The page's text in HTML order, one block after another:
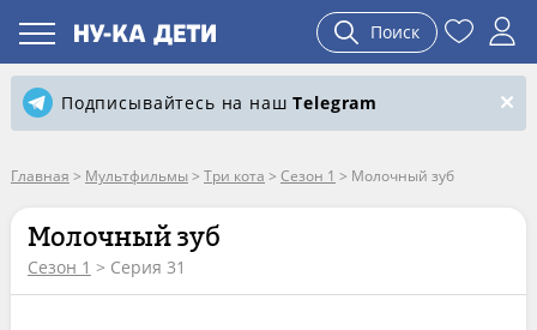
Поиск
Подписывайтесь на нашTelegram
Главная > Мультфильмы > Три кота > Сезон 1 > Молочный зуб
Молочный зуб
Сезон 1 > Серия 31